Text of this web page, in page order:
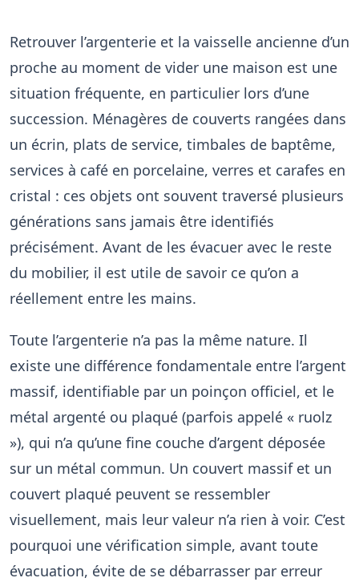
Retrouver l’argenterie et la vaisselle ancienne d’un
proche au moment de vider une maison est une
situation fréquente, en particulier lors d’une
succession. Ménagères de couverts rangées dans
un écrin, plats de service, timbales de baptême,
services à café en porcelaine, verres et carafes en
cristal : ces objets ont souvent traversé plusieurs
générations sans jamais être identifiés
précisément. Avant de les évacuer avec le reste
du mobilier, il est utile de savoir ce qu’on a
réellement entre les mains.
Toute l’argenterie n’a pas la même nature. Il
existe une différence fondamentale entre l’argent
massif, identifiable par un poinçon officiel, et le
métal argenté ou plaqué (parfois appelé « ruolz
»), qui n’a qu’une fine couche d’argent déposée
sur un métal commun. Un couvert massif et un
couvert plaqué peuvent se ressembler
visuellement, mais leur valeur n’a rien à voir. C’est
pourquoi une vérification simple, avant toute
évacuation, évite de se débarrasser par erreur